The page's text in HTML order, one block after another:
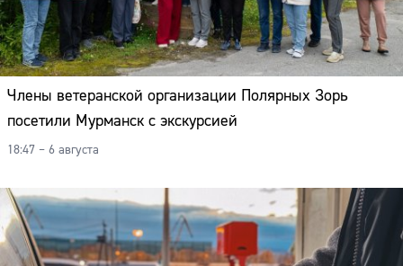
Члены ветеранской организации Полярных Зорь
посетили Мурманск с экскурсией
18:47 – 6 августа